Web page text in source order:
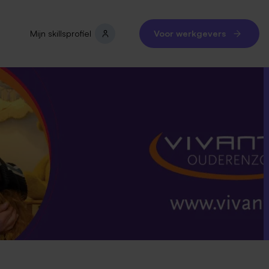
Mijn skillsprofiel Voor werkgevers